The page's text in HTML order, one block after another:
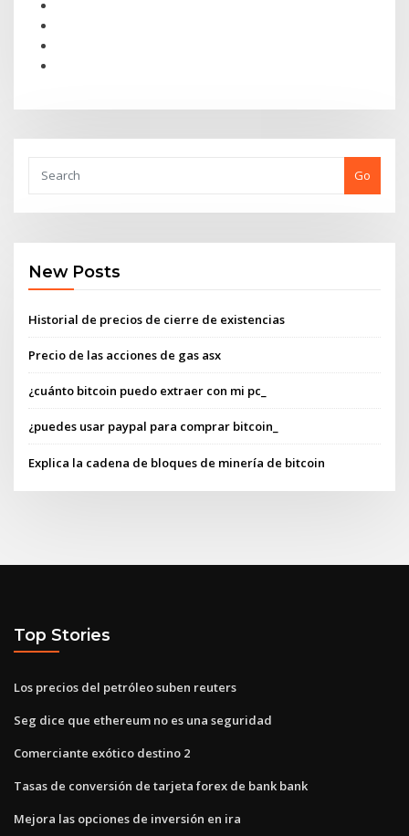
Go
New Posts
Historial de precios de cierre de existencias
Precio de las acciones de gas asx
¿cuánto bitcoin puedo extraer con mi pc_
¿puedes usar paypal para comprar bitcoin_
Explica la cadena de bloques de minería de bitcoin
Top Stories
Los precios del petróleo suben reuters
Seg dice que ethereum no es una seguridad
Comerciante exótico destino 2
Tasas de conversión de tarjeta forex de bank bank
Mejora las opciones de inversión en ira